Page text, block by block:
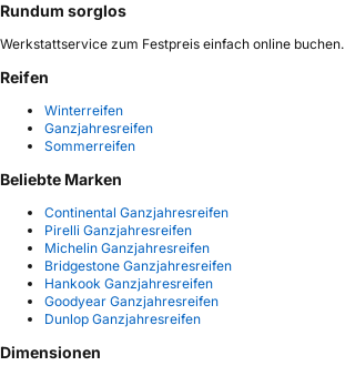
Rundum sorglos
Werkstattservice zum Festpreis einfach online buchen.
Reifen
Winterreifen
Ganzjahresreifen
Sommerreifen
Beliebte Marken
Continental Ganzjahresreifen
Pirelli Ganzjahresreifen
Michelin Ganzjahresreifen
Bridgestone Ganzjahresreifen
Hankook Ganzjahresreifen
Goodyear Ganzjahresreifen
Dunlop Ganzjahresreifen
Dimensionen